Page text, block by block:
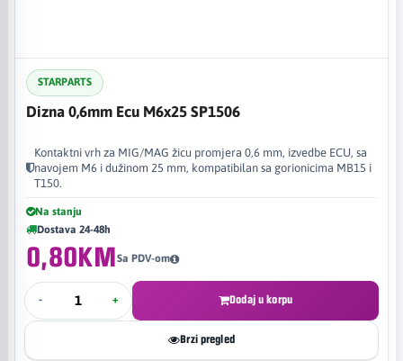
STARPARTS
Dizna 0,6mm Ecu M6x25 SP1506
Kontaktni vrh za MIG/MAG žicu promjera 0,6 mm, izvedbe ECU, sa
navojem M6 i dužinom 25 mm, kompatibilan sa gorionicima MB15 i
T150.
Na stanju
Dostava 24-48h
0,80KMSa PDV-om
- + Dodaj u korpu
Brzi pregled